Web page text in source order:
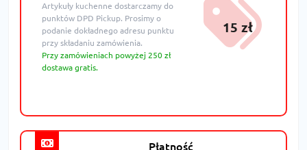
Artykuły kuchenne dostarczamy do
punktów DPD Pickup. Prosimy o
podanie dokładnego adresu punktu
przy składaniu zamówienia.
Przy zamówieniach powyżej 250 zł
dostawa gratis.
15 zł
Płatność